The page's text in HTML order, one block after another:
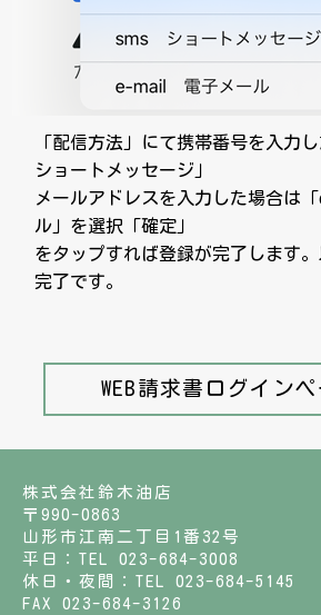
「配信方法」にて携帯番号を入力
ショートメッセージ」
メールアドレスを入力した場合は
ル」を選択「確定」
をタップすれば登録が完了します
完了です。
WEB請求書ログイン
株式会社鈴木油店
〒990-0863
山形市江南二丁目1番32号
平日：TEL 023-684-3008
休日・夜間：TEL 023-684-5145
FAX 023-684-3126